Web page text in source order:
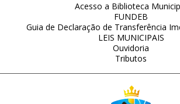
Acesso a Biblioteca
FUNDEB
Guia de Declaração de Transferência
LEIS MUNICIPAIS
Ouvidoria
Tributos